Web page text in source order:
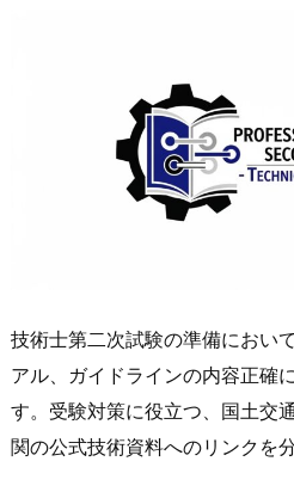
技術士第二次試験の準備におい
アル、ガイドラインの内容正確
す。受験対策に役立つ、国土交
関の公式技術資料へのリンクを